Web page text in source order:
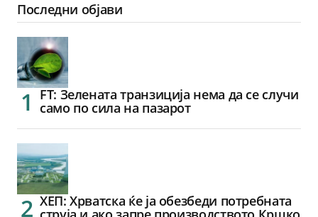
Последни објави
FT: Зелената транзиција нема да се случи
само по сила на пазарот
ХЕП: Хрватска ќе ја обезбеди потребната